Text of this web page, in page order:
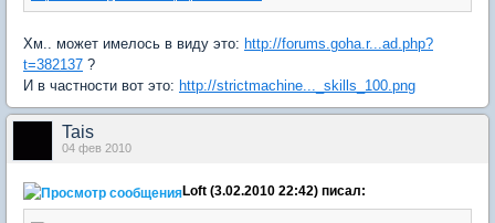
Хм.. может имелось в виду это: http://forums.goha.r...ad.php?
t=382137 ?
И в частности вот это: http://strictmachine..._skills_100.png
Tais
04 фев 2010
Loft (3.02.2010 22:42) писал: